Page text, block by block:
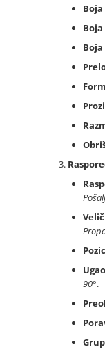
Ugao
90°.